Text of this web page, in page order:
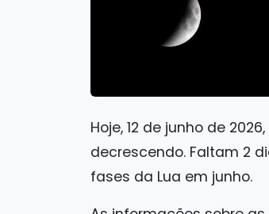
Hoje, 12 de junho de
decrescendo. Faltam 2
fases da Lua em junho.